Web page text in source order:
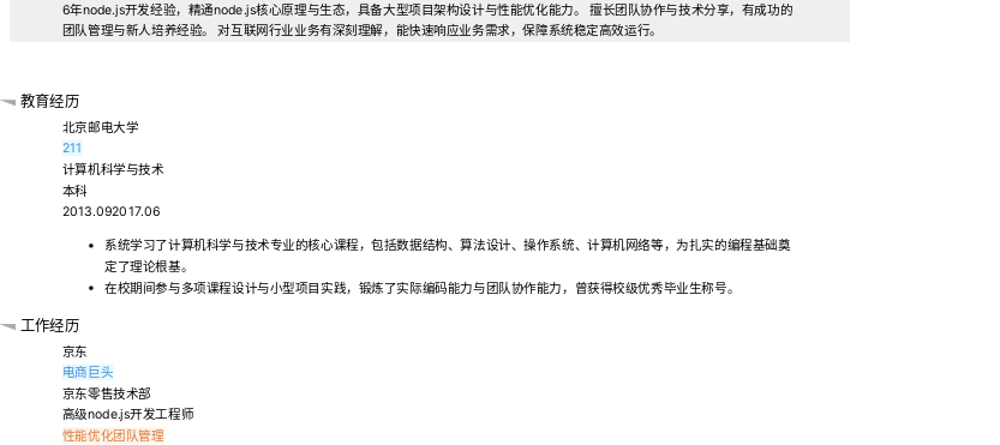
6年node.js开发经验，精通node.js核心原理与生态，具备大型项目架构设计与性能优化能力。 擅长团队协作与技术分享，有成功的
团队管理与新人培养经验。 对互联网行业业务有深刻理解，能快速响应业务需求，保障系统稳定高效运行。
教育经历
北京邮电大学
211
计算机科学与技术
本科
2013.092017.06
系统学习了计算机科学与技术专业的核心课程，包括数据结构、算法设计、操作系统、计算机网络等，为扎实的编程基础奠
定了理论根基。
在校期间参与多项课程设计与小型项目实践，锻炼了实际编码能力与团队协作能力，曾获得校级优秀毕业生称号。
工作经历
京东
电商巨头
京东零售技术部
高级node.js开发工程师
性能优化团队管理